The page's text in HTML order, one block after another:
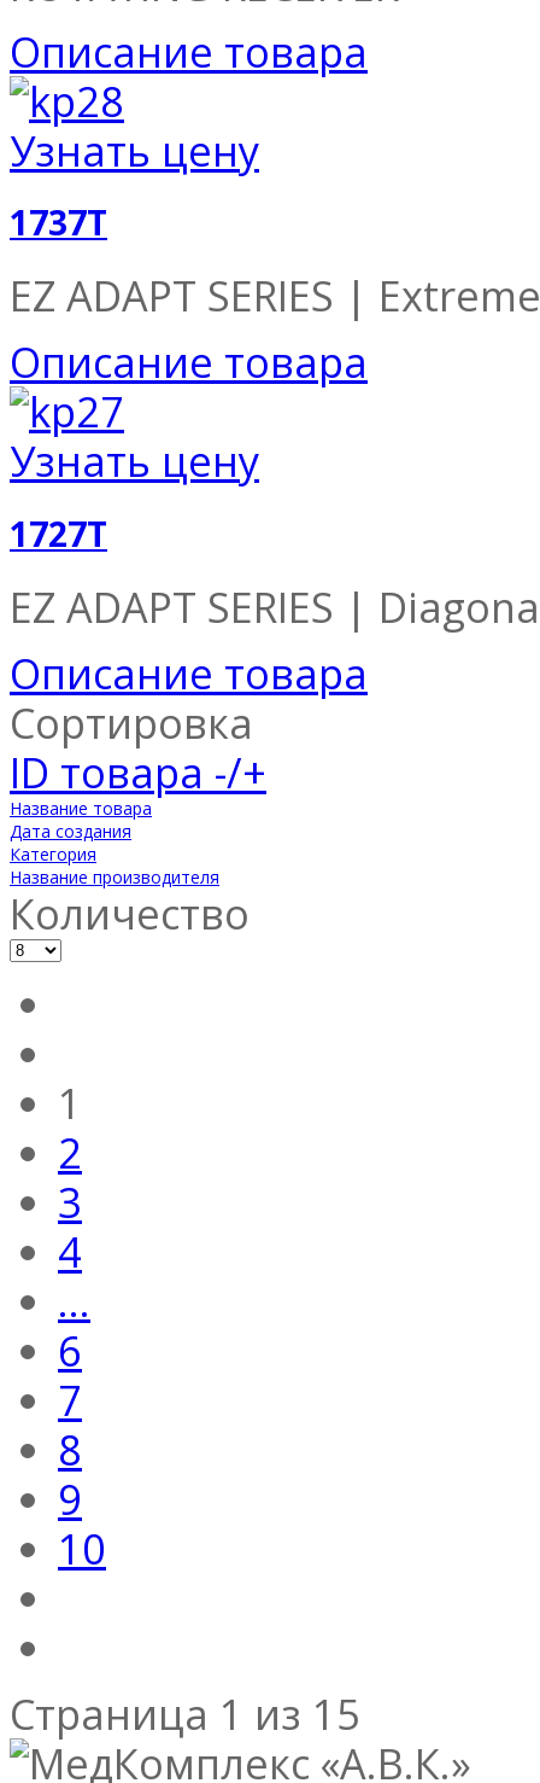
Описание товара
Узнать цену
1737T
EZ ADAPT SERIES |
Описание товара
Узнать цену
1727T
EZ ADAPT SERIES |
Описание товара
Сортировка
ID товара -/+
Название товара
Дата создания
Категория
Название производителя
Количество
1
2
3
4
...
6
7
8
9
10
Страница 1 из 15